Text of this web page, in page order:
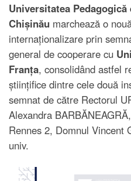
Universitatea
Chișinău marchează o
internaționalizare prin
general de cooperare cu
Franța, consolidând astfel
științifice dintre cele două
semnat de către Rectorul
Alexandra
Rennes 2, Domnul Vincent
univ.